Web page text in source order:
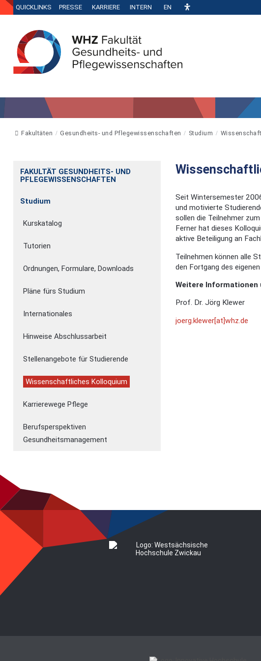
QUICKLINKS PRESSE KARRIERE INTERN EN
Fakultäten Gesundheits- und Pflegewissenschaften Studium
FAKULTÄT GESUNDHEITS- UND
PFLEGEWISSENSCHAFTEN
Studium
Kurskatalog
Tutorien
Ordnungen, Formulare, Downloads
Pläne fürs Studium
Internationales
Hinweise Abschlussarbeit
Stellenangebote für Studierende
Wissenschaftliches Kolloquium
Karrierewege Pflege
Berufsperspektiven
Gesundheitsmanagement
Seit Wintersemester
und motivierte
sollen die Teilnehmer
Ferner hat dieses
aktive Beteiligung an
Teilnehmen können alle
den Fortgang des
Weitere Informationen
Prof. Dr. Jörg Klewer
joerg.klewer[at]whz.de